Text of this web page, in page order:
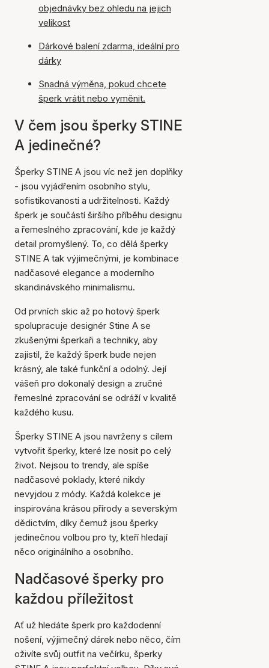
objednávky bez ohledu na jejich
velikost
Dárkové balení zdarma, ideální pro
dárky
Snadná výměna, pokud chcete
šperk vrátit nebo vyměnit.
V čem jsou šperky STINE
A jedinečné?
Šperky STINE A jsou víc než jen doplňky
- jsou vyjádřením osobního stylu,
sofistikovanosti a udržitelnosti. Každý
šperk je součástí širšího příběhu designu
a řemeslného zpracování, kde je každý
detail promyšlený. To, co dělá šperky
STINE A tak výjimečnými, je kombinace
nadčasové elegance a moderního
skandinávského minimalismu.
Od prvních skic až po hotový šperk
spolupracuje designér Stine A se
zkušenými šperkaři a techniky, aby
zajistil, že každý šperk bude nejen
krásný, ale také funkční a odolný. Její
vášeň pro dokonalý design a zručné
řemeslné zpracování se odráží v kvalitě
každého kusu.
Šperky STINE A jsou navrženy s cílem
vytvořit šperky, které lze nosit po celý
život. Nejsou to trendy, ale spíše
nadčasové poklady, které nikdy
nevyjdou z módy. Každá kolekce je
inspirována krásou přírody a severským
dědictvím, díky čemuž jsou šperky
jedinečnou volbou pro ty, kteří hledají
něco originálního a osobního.
Nadčasové šperky pro
každou příležitost
Ať už hledáte šperk pro každodenní
nošení, výjimečný dárek nebo něco, čím
oživíte svůj outfit na večírku, šperky